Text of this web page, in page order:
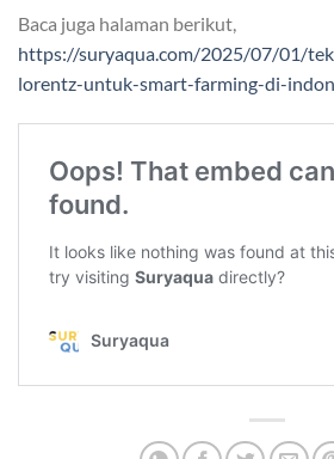
Baca juga halaman berikut,
https://suryaqua.com/2025/07/01/
lorentz-untuk-smart-farming-di-